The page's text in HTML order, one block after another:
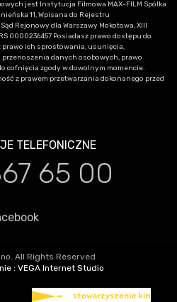
jest Instytucja Filmowa MAX-FILM Spółka
11, Wpisana do Rejestru
Rejonowy dla Warszawy Mokotowa, XIII
0000236457 Posiadasz prawo dostępu do
ich sprostowania, usunięcia,
danych osobowych, prawo
cofnięcia zgody w dowolnym momencie.
z prawem przetwarzania dokonanego przed
TELEFONICZNE
65 00
All Rights Reserved
: VEGA Internet Studio